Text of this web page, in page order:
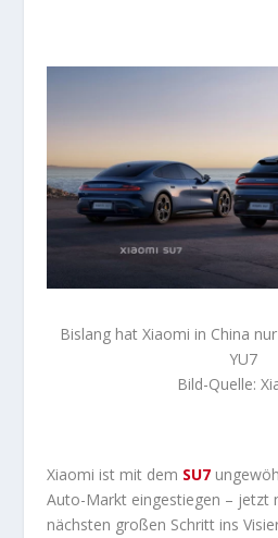
Bislang hat Xiaomi in China
YU7
Bild-Quelle:
Xiaomi ist mit dem SU7
Auto-Markt eingestiegen – jetzt
nächsten großen Schritt ins